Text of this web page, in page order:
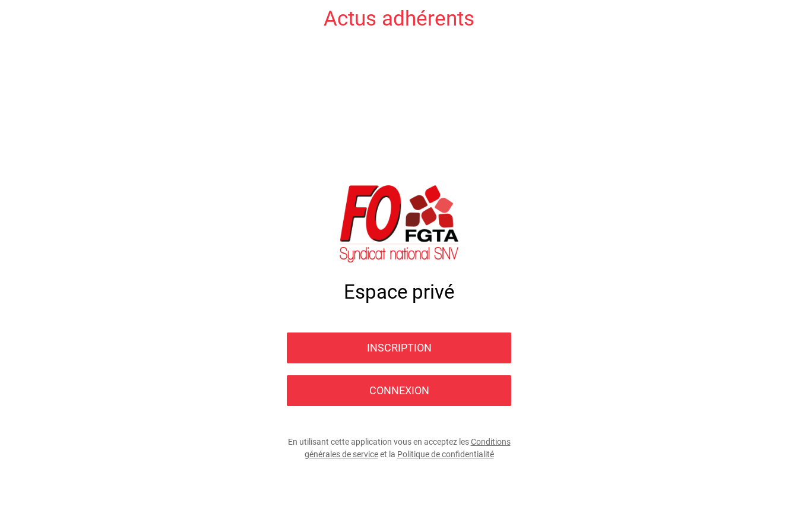
Actus adhérents
Espace privé
INSCRIPTION
CONNEXION
En utilisant cette application vous en acceptez lesConditions
générales de serviceet la Politique de confidentialité